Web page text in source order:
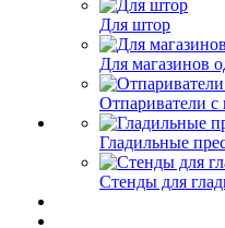
Для штор
Для магазинов
Отпариватели с
Гладильные
Стенды для